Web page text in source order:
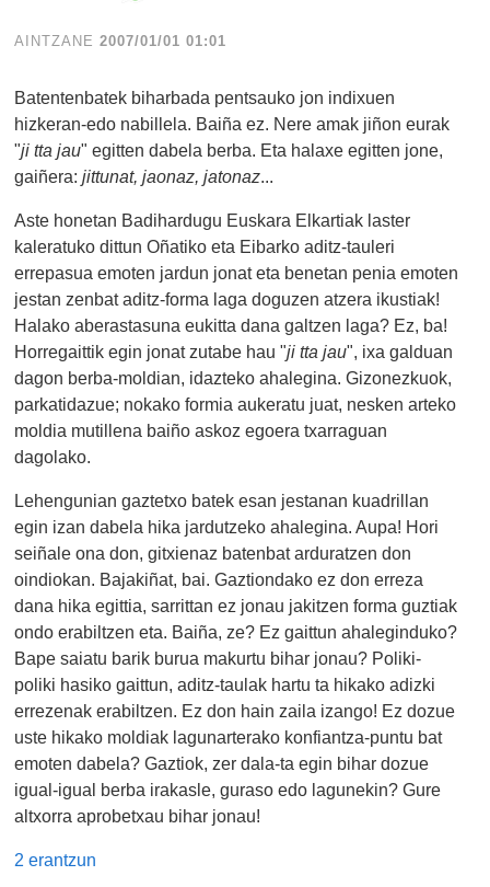
AINTZANE 2007/01/01 01:01
Batentenbatek biharbada pentsauko jon indixuen
hizkeran-edo nabillela. Baiña ez. Nere amak jiñon eurak
"ji tta jau" egitten dabela berba. Eta halaxe egitten jone,
gaiñera:jittunat, jaonaz, jatonaz...
Aste honetan Badihardugu Euskara Elkartiak laster
kaleratuko dittun Oñatiko eta Eibarko aditz-tauleri
errepasua emoten jardun jonat eta benetan penia emoten
jestan zenbat aditz-forma laga doguzen atzera ikustiak!
Halako aberastasuna eukitta dana galtzen laga? Ez, ba!
Horregaittik egin jonat zutabe hau "ji tta jau", ixa galduan
dagon berba-moldian, idazteko ahalegina. Gizonezkuok,
parkatidazue; nokako formia aukeratu juat, nesken arteko
moldia mutillena baiño askoz egoera txarraguan
dagolako.
Lehengunian gaztetxo batek esan jestanan kuadrillan
egin izan dabela hika jardutzeko ahalegina. Aupa! Hori
seiñale ona don, gitxienaz batenbat arduratzen don
oindiokan. Bajakiñat, bai. Gaztiondako ez don erreza
dana hika egittia, sarrittan ez jonau jakitzen forma guztiak
ondo erabiltzen eta. Baiña, ze? Ez gaittun ahaleginduko?
Bape saiatu barik burua makurtu bihar jonau? Poliki-
poliki hasiko gaittun, aditz-taulak hartu ta hikako adizki
errezenak erabiltzen. Ez don hain zaila izango! Ez dozue
uste hikako moldiak lagunarterako konfiantza-puntu bat
emoten dabela? Gaztiok, zer dala-ta egin bihar dozue
igual-igual berba irakasle, guraso edo lagunekin? Gure
altxorra aprobetxau bihar jonau!
2 erantzun